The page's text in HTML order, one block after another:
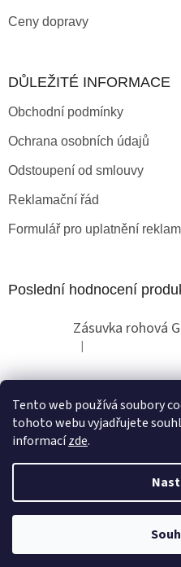
Tento web používá soubory
tohoto webu vyjadřujete
informacízde.
Ceny dopravy
DŮLEŽITÉ INFORMACE
Obchodní podmínky
Ochrana osobních údajů
Odstoupení od smlouvy
Reklamační řád
Formulář pro uplatnění
Poslední hodnocení
Zásuvka rohová
Hodnocení produktu
|
Globallux